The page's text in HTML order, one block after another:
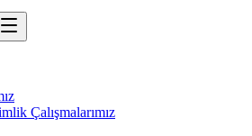
Çalışmalarımız